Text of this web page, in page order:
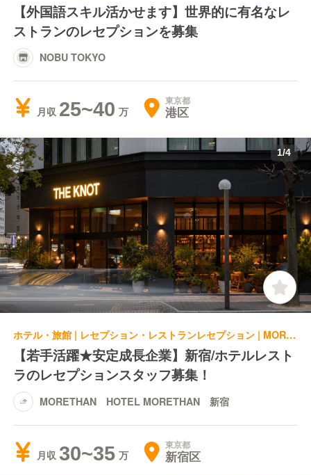
【外国語スキル活かせます】世界的に有名なレ
ストランのレセプションを募集
NOBU TOKYO
月収 25~40 東京都
港区
1/4
ホテル・旅館 | レセプション・レストランレセプション | MORETHAN HOTEL MORETHAN 新宿
【若手活躍★安定成長企業】新宿/ホテルレスト
ラのレセプションスタッフ募集！
MORETHAN HOTEL MORETHAN 新宿
月収 30~35 東京都
新宿区